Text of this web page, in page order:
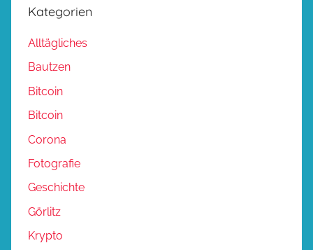
Kategorien
Alltägliches
Bautzen
Bitcoin
Bitcoin
Corona
Fotografie
Geschichte
Görlitz
Krypto